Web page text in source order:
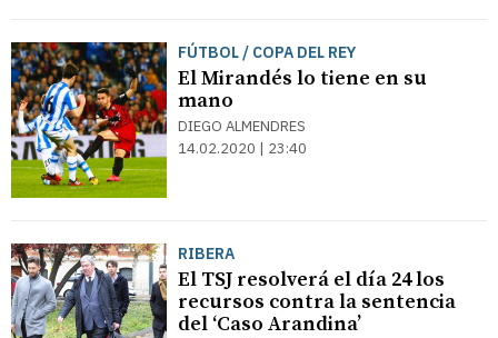
FÚTBOL / COPA DEL REY
El Mirandés lo tiene en su
mano
DIEGO ALMENDRES
14.02.2020 | 23:40
RIBERA
El TSJ resolverá el día 24 los
recursos contra la sentencia
del ‘Caso Arandina’